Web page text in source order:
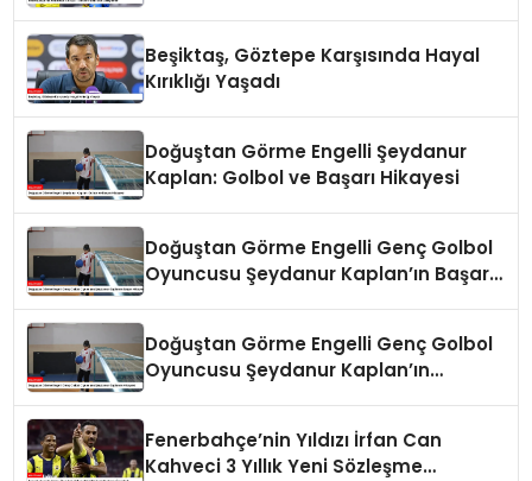
Beşiktaş, Göztepe Karşısında Hayal
Kırıklığı Yaşadı
Doğuştan Görme Engelli Şeydanur
Kaplan: Golbol ve Başarı Hikayesi
Doğuştan Görme Engelli Genç Golbol
Oyuncusu Şeydanur Kaplan’ın Başarı
Doğuştan Görme Engelli Genç Golbol
Oyuncusu Şeydanur Kaplan’ın
Fenerbahçe’nin Yıldızı İrfan Can
Kahveci 3 Yıllık Yeni Sözleşme